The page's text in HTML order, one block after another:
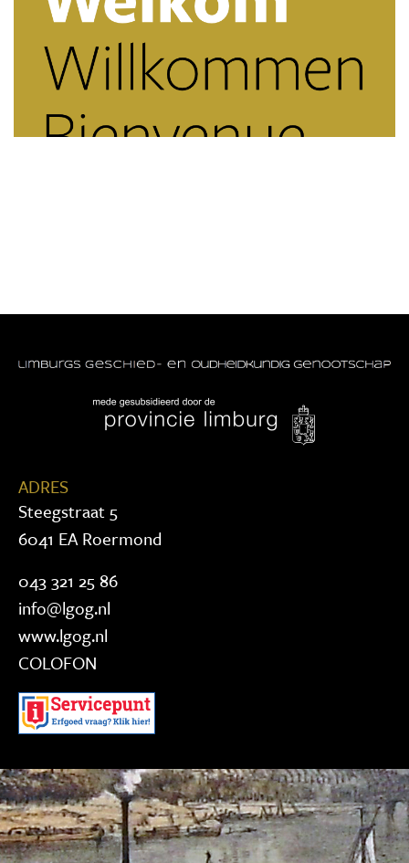
ADRES
Steegstraat 5
6041 EA Roermond
043 321 25 86
info@lgog.nl
www.lgog.nl
COLOFON